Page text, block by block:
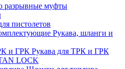
разрывные муфты
пистолетов
Рукава, шланги и
Рукава для ТРК и ГРК
LOCK